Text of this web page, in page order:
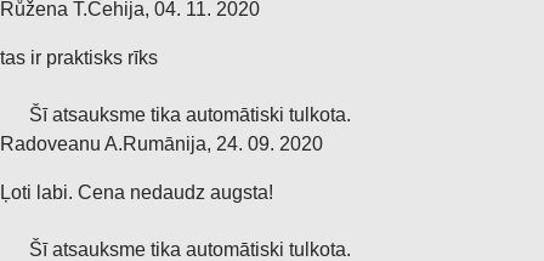
Růžena T.Čehija, 04. 11. 2020
tas ir praktisks rīks
Šī atsauksme tika automātiski tulkota.
Radoveanu A.Rumānija, 24. 09. 2020
Ļoti labi. Cena nedaudz augsta!
Šī atsauksme tika automātiski tulkota.